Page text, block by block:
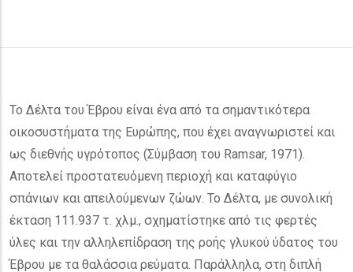
Το Δέλτα του Έβρου είναι ένα από τα σημαντικότερα
οικοσυστήματα της Ευρώπης, που έχει αναγνωριστεί και
ως διεθνής υγρότοπος (Σύμβαση του Ramsar, 1971).
Αποτελεί προστατευόμενη περιοχή και καταφύγιο
σπάνιων και απειλούμενων ζώων. Το Δέλτα, με συνολική
έκταση 111.937 τ. χλμ., σχηματίστηκε από τις φερτές
ύλες και την αλληλεπίδραση της ροής γλυκού ύδατος του
Έβρου με τα θαλάσσια ρεύματα. Παράλληλα, στη διπλή